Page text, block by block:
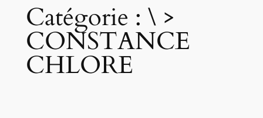
Catégorie : \ >
CONSTANCE
CHLORE